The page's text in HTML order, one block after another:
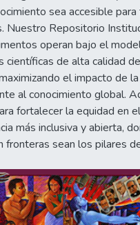
sea accesible
Nuestro Repositorio
operan bajo el
científicas de alta calidad
el impacto de
al conocimiento global.
fortalecer la equidad en
más inclusiva y abierta,
fronteras sean los pilares